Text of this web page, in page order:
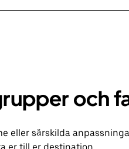
och
eller särskilda